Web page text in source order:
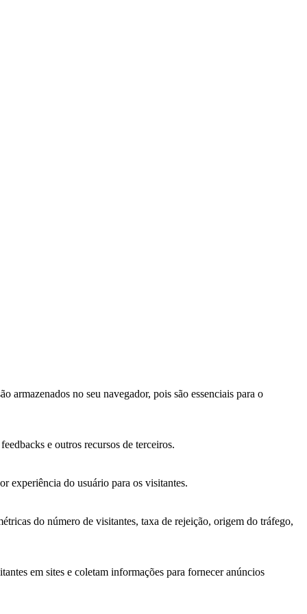
armazenados no seu navegador, pois são essenciais para o
e outros recursos de terceiros.
experiência do usuário para os visitantes.
do número de visitantes, taxa de rejeição, origem do tráfego,
em sites e coletam informações para fornecer anúncios